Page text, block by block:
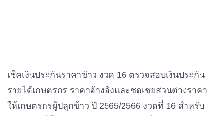
เช็คเงินประกันราคาข้าว งวด 16 ตรวจสอบเงินประกัน
รายได้เกษตรกร ราคาอ้างอิงและชดเชยส่วนต่างราคา
ให้เกษตรกรผู้ปลูกข้าว ปี 2565/2566 งวดที่ 16 สำหรับ